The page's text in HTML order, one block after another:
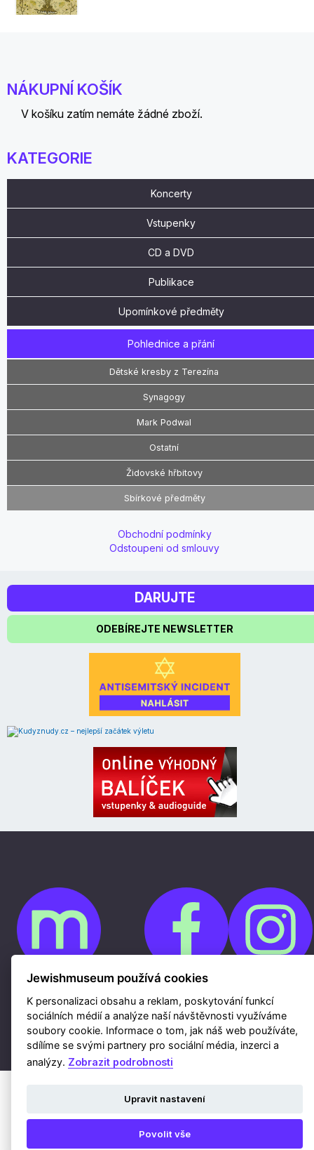
NÁKUPNÍ KOŠÍK
V košíku zatím nemáte žádné zboží.
KATEGORIE
Koncerty
Vstupenky
CD a DVD
Publikace
Upomínkové předměty
Pohlednice a přání
Dětské kresby z Terezína
Synagogy
Mark Podwal
Ostatní
Židovské hřbitovy
Sbírkové předměty
Obchodní podmínky
Odstoupeni od smlouvy
DARUJTE
ODEBÍREJTE NEWSLETTER
Cookies
Ochrana osobních údajů
Whistleblowing
Kontakty
Mapa webu
Webdesign a hosting Nux s.r.o. | RSS
Jewishmuseum používá cookies
K personalizaci obsahu a reklam, poskytování funkcí
sociálních médií a analýze naší návštěvnosti využíváme
soubory cookie. Informace o tom, jak náš web používáte,
sdílíme se svými partnery pro sociální média, inzerci a
analýzy. Zobrazit podrobnosti
Upravit nastavení
Povolit vše